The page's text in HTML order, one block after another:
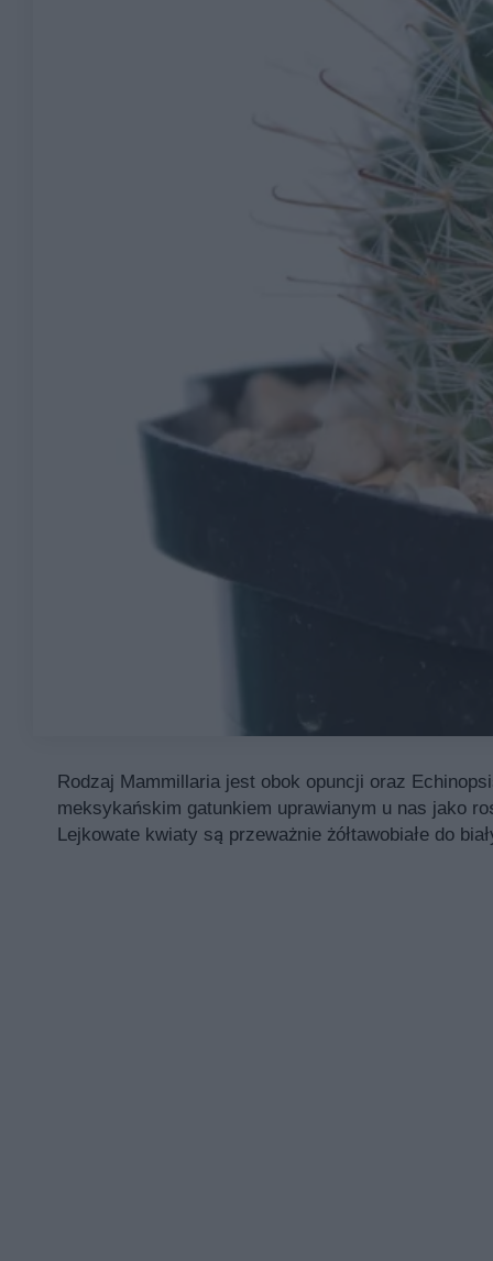
Rodzaj Mammillaria jest obok opuncji oraz
meksykańskim gatunkiem uprawianym u nas jako
Lejkowate kwiaty są przeważnie żółtawobiałe do